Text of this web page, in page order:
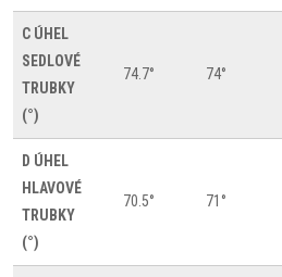
C ÚHEL
SEDLOVÉ
TRUBKY
(°)
74.7° 74°
D ÚHEL
HLAVOVÉ
TRUBKY
(°)
70.5° 71°